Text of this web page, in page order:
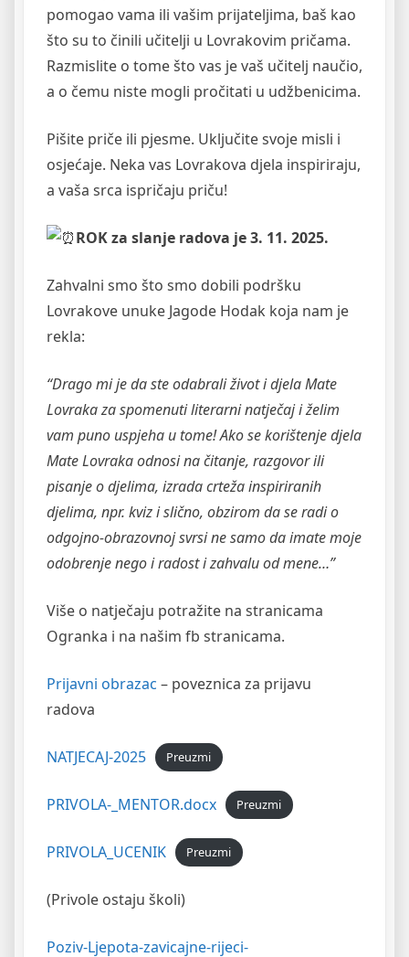
pomogao vama ili vašim prijateljima, baš kao
što su to činili učitelji u Lovrakovim pričama.
Razmislite o tome što vas je vaš učitelj naučio,
a o čemu niste mogli pročitati u udžbenicima.
Pišite priče ili pjesme. Uključite svoje misli i
osjećaje. Neka vas Lovrakova djela inspiriraju,
a vaša srca ispričaju priču!
ROK za slanje radova je 3. 11. 2025.
Zahvalni smo što smo dobili podršku
Lovrakove unuke Jagode Hodak koja nam je
rekla:
“Drago mi je da ste odabrali život i djela Mate
Lovraka za spomenuti literarni natječaj i želim
vam puno uspjeha u tome! Ako se korištenje djela
Mate Lovraka odnosi na čitanje, razgovor ili
pisanje o djelima, izrada crteža inspiriranih
djelima, npr. kviz i slično, obzirom da se radi o
odgojno-obrazovnoj svrsi ne samo da imate moje
odobrenje nego i radost i zahvalu od mene…”
Više o natječaju potražite na stranicama
Ogranka i na našim fb stranicama.
Prijavni obrazac – poveznica za prijavu
radova
NATJECAJ-2025 Preuzmi
PRIVOLA-_MENTOR.docx Preuzmi
PRIVOLA_UCENIK Preuzmi
(Privole ostaju školi)
Poziv-Ljepota-zavicajne-rijeci-